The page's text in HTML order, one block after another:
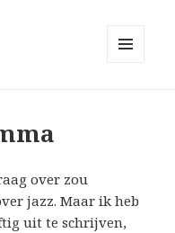
over zou
jazz. Maar ik heb
uit te schrijven,